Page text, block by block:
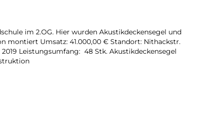
im 2.OG. Hier wurden Akustikdeckensegel und
montiert Umsatz: 41.000,00 € Standort: Nithackstr.
Leistungsumfang: 48 Stk. Akustikdeckensegel